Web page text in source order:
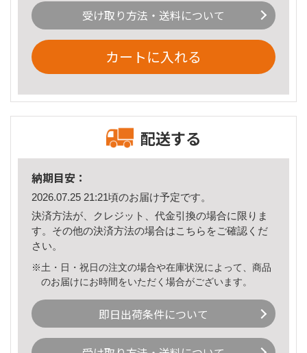
受け取り方法・送料について
カートに入れる
配送する
納期目安：
2026.07.25 21:21頃のお届け予定です。
決済方法が、クレジット、代金引換の場合に限りま
す。その他の決済方法の場合はこちら をご確認くだ
さい。
※土・日・祝日の注文の場合や在庫状況によって、商品
のお届けにお時間をいただく場合がございます。
即日出荷条件について